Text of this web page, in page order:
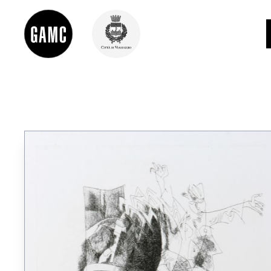
GLI AUTORI
LORENZO VIANI
MOSTRE
EVENTI
PALAZZO DELLE MUSE